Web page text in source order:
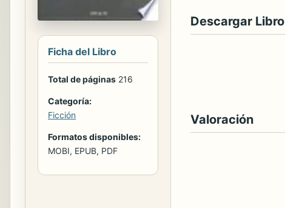
Ficha del Libro
Total de páginas 216
Categoría:
Ficción
Formatos disponibles:
MOBI, EPUB, PDF
Descargar Libro
Valoración